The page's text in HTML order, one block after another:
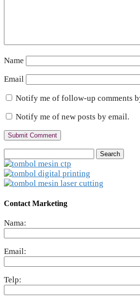
Name
Email
Notify me of follow-up comments
Notify me of new posts by email.
for:
Contact Marketing
Nama:
Email:
Telp: